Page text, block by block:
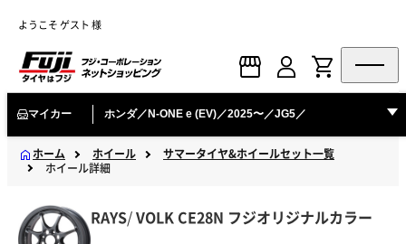
ようこそ ゲスト 様
マイカー ホンダ／N-ONE e (EV)／2025〜／JG5／
ホーム ホイール
サマータイヤ&ホイールセット一覧
ホイール詳細
RAYS/VOLK CE28N フジオリジナルカラー